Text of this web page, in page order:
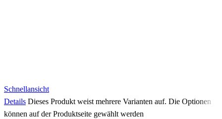
Schnellansicht
Details Dieses Produkt weist mehrere Varianten auf. Die Optionen
können auf der Produktseite gewählt werden